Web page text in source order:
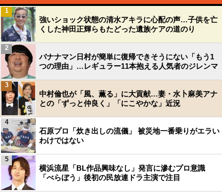
強いショック状態の清水アキラに心配の声…子供を亡
くした神田正輝らもたどった遺族ケアの道のり
1
バナナマン日村が簡単に復帰できそうにない「もう1
つの理由」…レギュラー11本抱える人気者のジレンマ
2
中村倫也が「風、薫る」に大貢献…妻・水卜麻美アナ
との「ずっと仲良く」「にこやかな」近況
3
石原プロ「炊き出しの流儀」 被災地一番乗りがエラい
わけではない
4
横浜流星「BL作品興味なし」発言に滲むプロ意識
「べらぼう」後初の民放連ドラ主演で注目
5